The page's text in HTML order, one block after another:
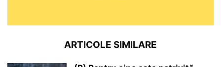
ARTICOLE SIMILARE